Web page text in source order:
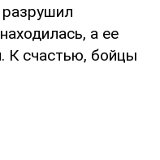
а ее
К счастью, бойцы